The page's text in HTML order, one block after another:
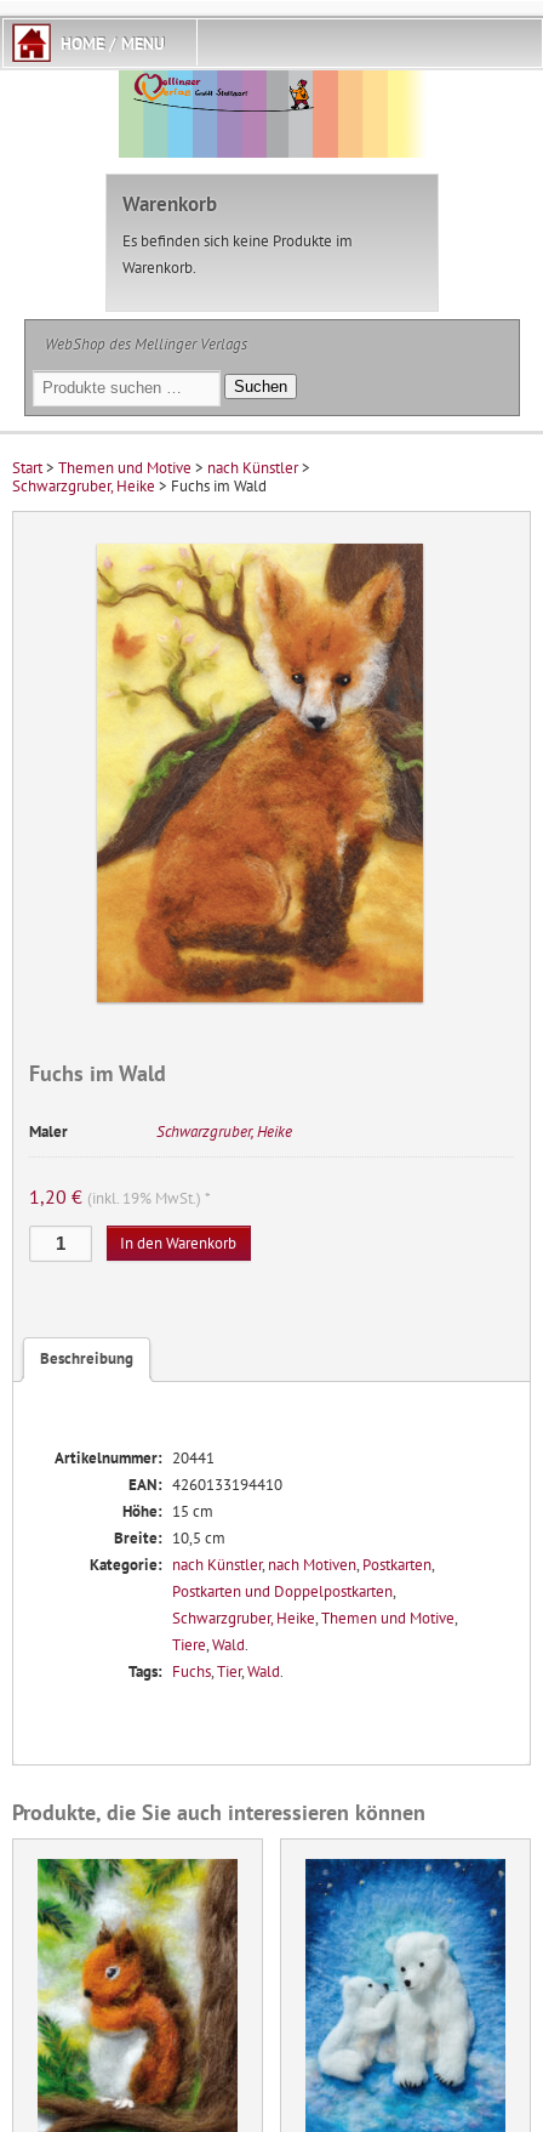
Warenkorb
Es befinden sich keine Produkte im
Warenkorb.
WebShop des Mellinger Verlags
Suchen
nach:
Suchen
Start> Themen und Motive > nach Künstler>
Schwarzgruber, Heike > Fuchs im Wald
Fuchs im Wald
Maler Schwarzgruber, Heike
1,20 € (inkl. 19% MwSt.) *
Fuchs
im
In den Warenkorb
Beschreibung
Artikelnummer: 20441
EAN: 4260133194410
Höhe: 15 cm
Breite: 10,5 cm
Kategorie: nach Künstler, nach Motiven, Postkarten,
Postkarten und Doppelpostkarten,
Schwarzgruber, Heike,Themen und Motive,
Tiere,Wald.
Tags: Fuchs,Tier,Wald.
Produkte, die Sie auch interessieren können